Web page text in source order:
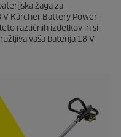
žaga za
V Kärcher Battery Power-
različnih izdelkov in si
vaša baterija 18 V